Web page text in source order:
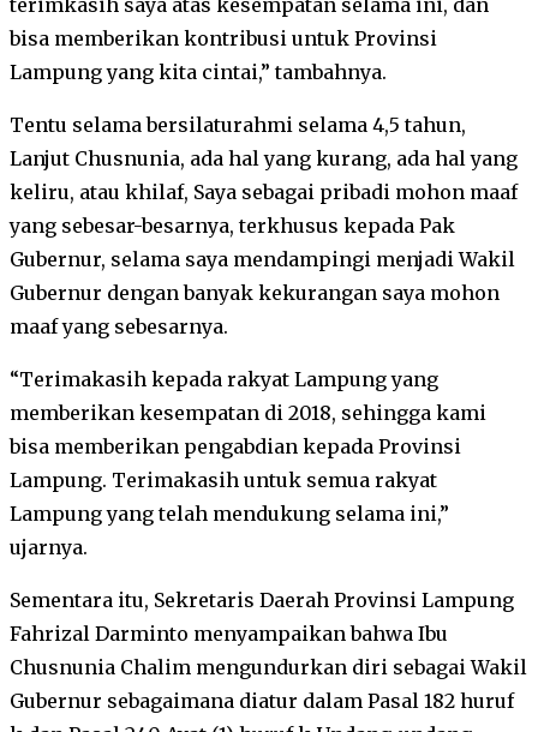
bisa memberikan kontribusi untuk Provinsi
Lampung yang kita cintai,” tambahnya.
Tentu selama bersilaturahmi selama 4,5 tahun,
Lanjut Chusnunia, ada hal yang kurang, ada hal yang
keliru, atau khilaf, Saya sebagai pribadi mohon maaf
yang sebesar-besarnya, terkhusus kepada Pak
Gubernur, selama saya mendampingi menjadi Wakil
Gubernur dengan banyak kekurangan saya mohon
maaf yang sebesarnya.
“Terimakasih kepada rakyat Lampung yang
memberikan kesempatan di 2018, sehingga kami
bisa memberikan pengabdian kepada Provinsi
Lampung. Terimakasih untuk semua rakyat
Lampung yang telah mendukung selama ini,”
ujarnya.
Sementara itu, Sekretaris Daerah Provinsi Lampung
Fahrizal Darminto menyampaikan bahwa Ibu
Chusnunia Chalim mengundurkan diri sebagai Wakil
Gubernur sebagaimana diatur dalam Pasal 182 huruf